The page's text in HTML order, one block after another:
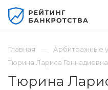
Главная
Арбитражные
Тюрина Лариса Геннадиевна
Тюрина